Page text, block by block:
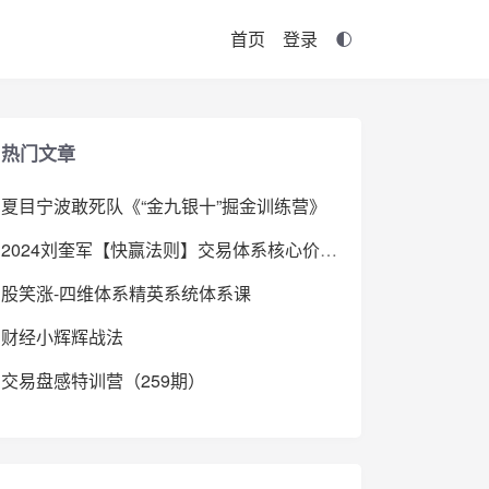
首页 登录
热门文章
夏目宁波敢死队《“金九银十”掘金训练营》
2024刘奎军【快赢法则】交易体系核心价值系统课+小班课+日报+资料+指标
股笑涨-四维体系精英系统体系课
财经小辉辉战法
交易盘感特训营（259期）